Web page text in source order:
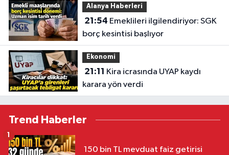
Alanya Haberleri
21:54
borç kesintisi başlıyor
Ekonomi
21:11
karara yön verdi
Trend Haberler
150 bin TL mevduat faiz getirisi
1